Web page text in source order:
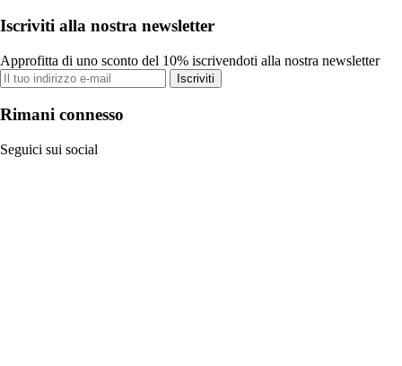
Iscriviti alla nostra newsletter
Approfitta di uno sconto del 10% iscrivendoti alla nostra newsletter
Iscriviti
Rimani connesso
Seguici sui social